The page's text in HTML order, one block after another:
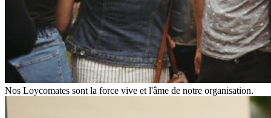
Nos Loycomates sont la force vive et l'âme de notre organisation.